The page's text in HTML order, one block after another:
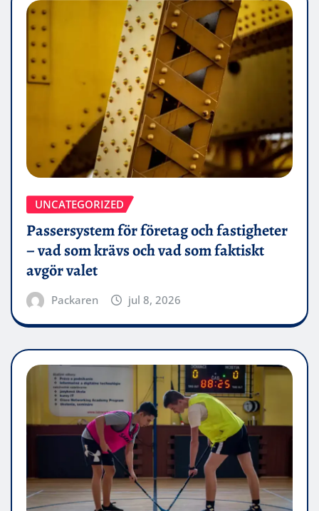
UNCATEGORIZED
Passersystem för företag och fastigheter
– vad som krävs och vad som faktiskt
avgör valet
Packaren jul 8, 2026